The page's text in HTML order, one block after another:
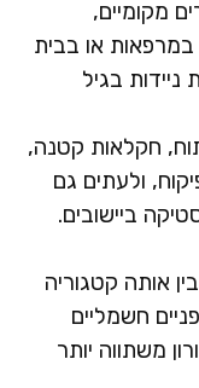
מקומיים,
במרפאות או בבית
בגיל
חקלאות קטנה,
ולעתים גם
ביישובים.
אותה קטגוריה
חשמליים
משתווה יותר